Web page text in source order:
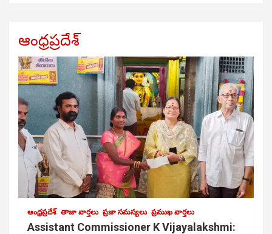
ఆంధ్రప్రదేశ్
ఆంధ్రప్రదేశ్ తాజా వార్తలు ప్రజా సమస్యలు ప్రముఖ వార్తలు
Assistant Commissioner K Vijayalakshmi: